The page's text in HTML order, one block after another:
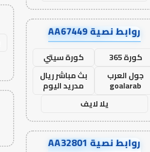
روابط نصية AA67449
كورة 365
كورة سيتي
جول العرب
goalarab
بث مباشر ريال
مدريد اليوم
يلا لايف
روابط نصية AA32801